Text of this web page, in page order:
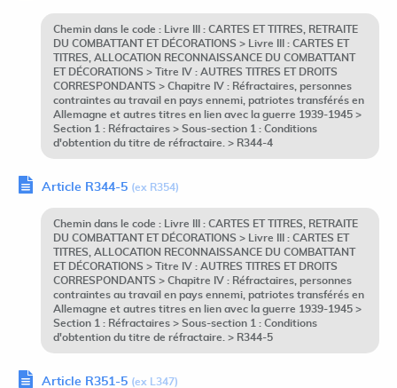
Chemin dans le code : Livre III : CARTES ET TITRES, RETRAITE
DU COMBATTANT ET DÉCORATIONS > Livre III : CARTES ET
TITRES, ALLOCATION RECONNAISSANCE DU COMBATTANT
ET DÉCORATIONS > Titre IV : AUTRES TITRES ET DROITS
CORRESPONDANTS > Chapitre IV : Réfractaires, personnes
contraintes au travail en pays ennemi, patriotes transférés en
Allemagne et autres titres en lien avec la guerre 1939-1945 >
Section 1 : Réfractaires > Sous-section 1 : Conditions
d'obtention du titre de réfractaire. > R344-4
Article R344-5 (ex R354)
Chemin dans le code : Livre III : CARTES ET TITRES, RETRAITE
DU COMBATTANT ET DÉCORATIONS > Livre III : CARTES ET
TITRES, ALLOCATION RECONNAISSANCE DU COMBATTANT
ET DÉCORATIONS > Titre IV : AUTRES TITRES ET DROITS
CORRESPONDANTS > Chapitre IV : Réfractaires, personnes
contraintes au travail en pays ennemi, patriotes transférés en
Allemagne et autres titres en lien avec la guerre 1939-1945 >
Section 1 : Réfractaires > Sous-section 1 : Conditions
d'obtention du titre de réfractaire. > R344-5
Article R351-5 (ex L347)